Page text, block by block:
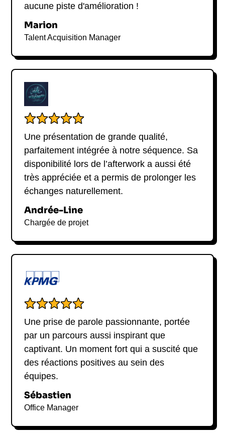
aucune piste d'amélioration !
Marion
Talent Acquisition Manager
Une présentation de grande qualité,
parfaitement intégrée à notre séquence. Sa
disponibilité lors de l’afterwork a aussi été
très appréciée et a permis de prolonger les
échanges naturellement.
Andrée-Line
Chargée de projet
Une prise de parole passionnante, portée
par un parcours aussi inspirant que
captivant. Un moment fort qui a suscité que
des réactions positives au sein des
équipes.
Sébastien
Office Manager